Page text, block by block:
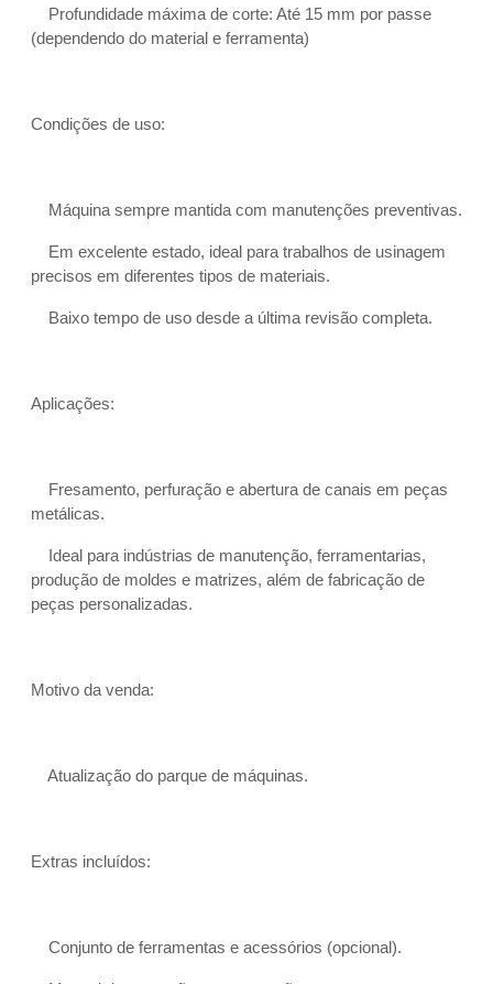
Profundidade máxima de corte: Até 15 mm por passe
(dependendo do material e ferramenta)
Condições de uso:
Máquina sempre mantida com manutenções preventivas.
Em excelente estado, ideal para trabalhos de usinagem
precisos em diferentes tipos de materiais.
Baixo tempo de uso desde a última revisão completa.
Aplicações:
Fresamento, perfuração e abertura de canais em peças
metálicas.
Ideal para indústrias de manutenção, ferramentarias,
produção de moldes e matrizes, além de fabricação de
peças personalizadas.
Motivo da venda:
Atualização do parque de máquinas.
Extras incluídos:
Conjunto de ferramentas e acessórios (opcional).